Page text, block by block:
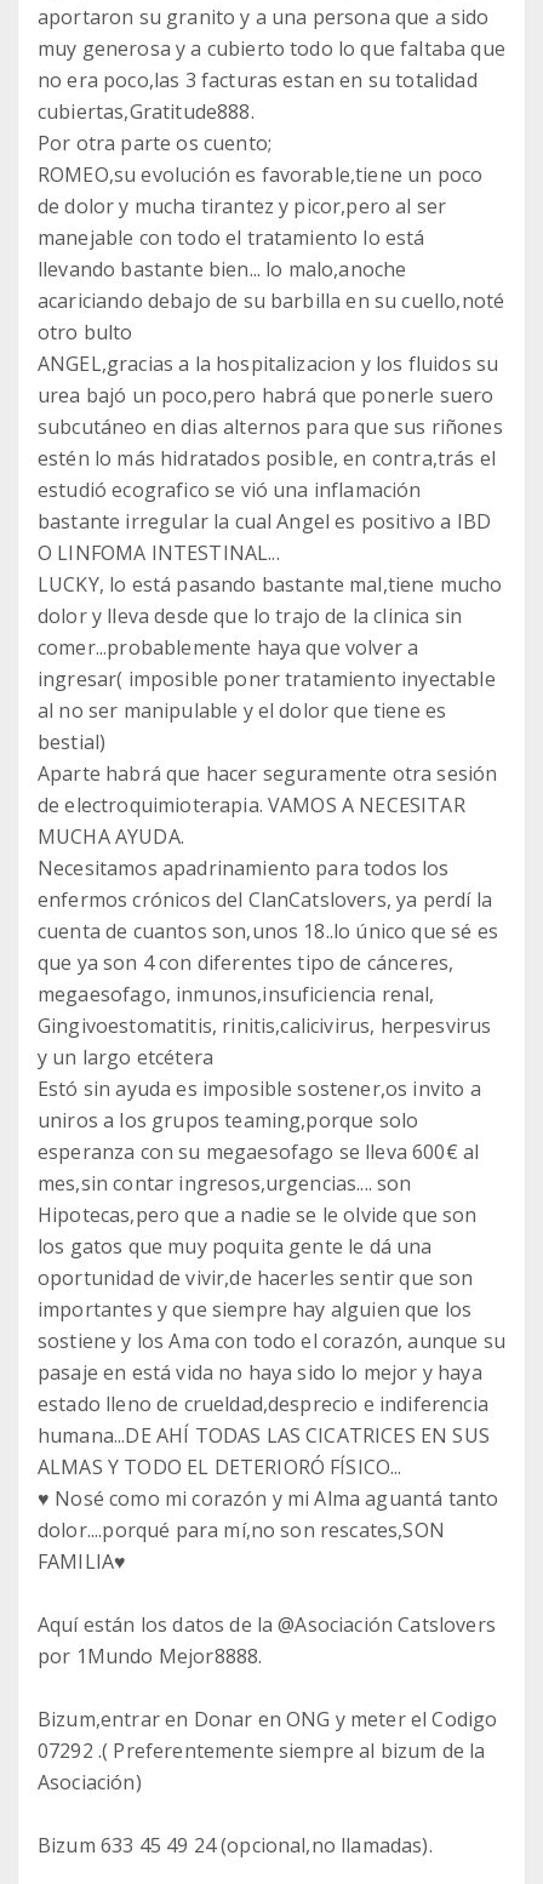
aportaron su granito y a una persona que a sido
muy generosa y a cubierto todo lo que faltaba que
no era poco,las 3 facturas estan en su totalidad
cubiertas,Gratitude888.
Por otra parte os cuento;
ROMEO,su evolución es favorable,tiene un poco
de dolor y mucha tirantez y picor,pero al ser
manejable con todo el tratamiento lo está
llevando bastante bien... lo malo,anoche
acariciando debajo de su barbilla en su cuello,noté
otro bulto
ANGEL,gracias a la hospitalizacion y los fluidos su
urea bajó un poco,pero habrá que ponerle suero
subcutáneo en dias alternos para que sus riñones
estén lo más hidratados posible, en contra,trás el
estudió ecografico se vió una inflamación
bastante irregular la cual Angel es positivo a IBD
O LINFOMA INTESTINAL...
LUCKY, lo está pasando bastante mal,tiene mucho
dolor y lleva desde que lo trajo de la clinica sin
comer...probablemente haya que volver a
ingresar( imposible poner tratamiento inyectable
al no ser manipulable y el dolor que tiene es
bestial)
Aparte habrá que hacer seguramente otra sesión
de electroquimioterapia. VAMOS A NECESITAR
MUCHA AYUDA.
Necesitamos apadrinamiento para todos los
enfermos crónicos del ClanCatslovers, ya perdí la
cuenta de cuantos son,unos 18..lo único que sé es
que ya son 4 con diferentes tipo de cánceres,
megaesofago, inmunos,insuficiencia renal,
Gingivoestomatitis, rinitis,calicivirus, herpesvirus
y un largo etcétera
Estó sin ayuda es imposible sostener,os invito a
uniros a los grupos teaming,porque solo
esperanza con su megaesofago se lleva 600€ al
mes,sin contar ingresos,urgencias.... son
Hipotecas,pero que a nadie se le olvide que son
los gatos que muy poquita gente le dá una
oportunidad de vivir,de hacerles sentir que son
importantes y que siempre hay alguien que los
sostiene y los Ama con todo el corazón, aunque su
pasaje en está vida no haya sido lo mejor y haya
estado lleno de crueldad,desprecio e indiferencia
humana...DE AHÍ TODAS LAS CICATRICES EN SUS
ALMAS Y TODO EL DETERIORÓ FÍSICO...
♥️ Nosé como mi corazón y mi Alma aguantá tanto
dolor....porqué para mí,no son rescates,SON
FAMILIA♥️
Aquí están los datos de la @Asociación Catslovers
por 1Mundo Mejor8888.
Bizum,entrar en Donar en ONG y meter el Codigo
07292 .( Preferentemente siempre al bizum de la
Asociación)
Bizum 633 45 49 24 (opcional,no llamadas).